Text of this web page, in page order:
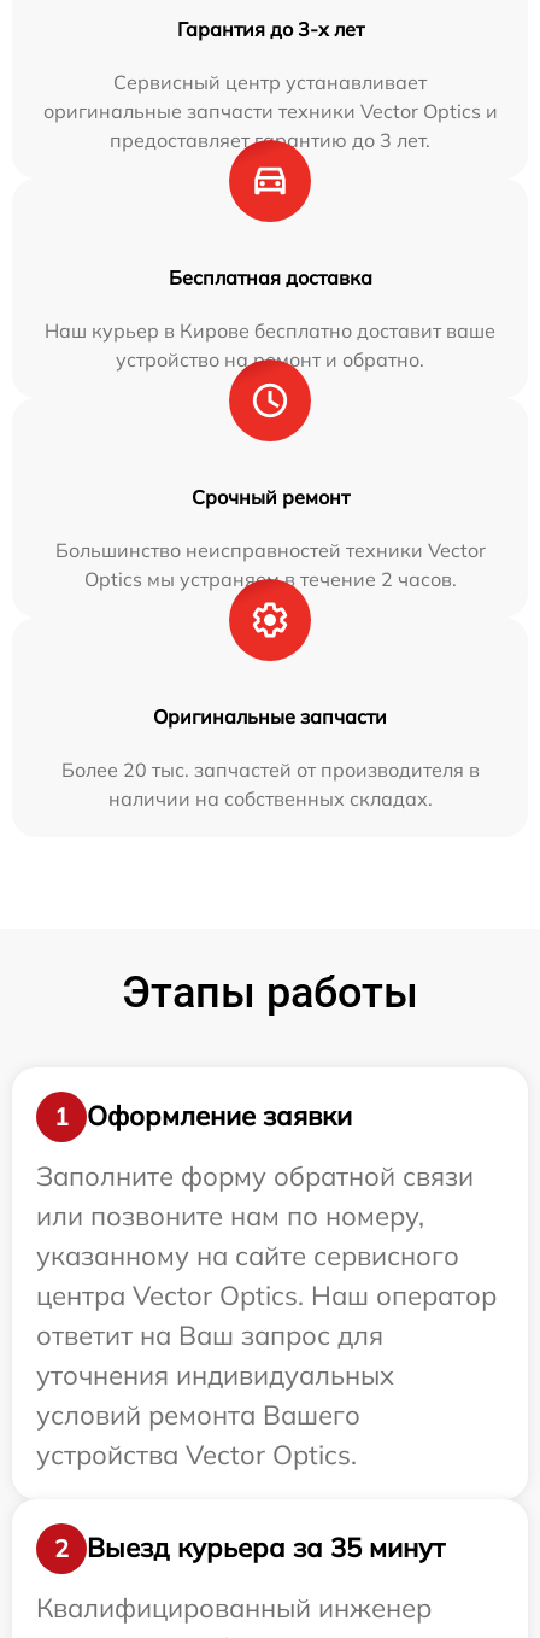
Гарантия до 3-х лет
Сервисный центр устанавливает
оригинальные запчасти техники Vector Optics и
предоставляет гарантию до 3 лет.
Бесплатная доставка
Наш курьер в Кирове бесплатно доставит ваше
устройство на ремонт и обратно.
Срочный ремонт
Большинство неисправностей техники Vector
Optics мы устраняем в течение 2 часов.
Оригинальные запчасти
Более 20 тыс. запчастей от производителя в
наличии на собственных складах.
Этапы работы
1
Оформление заявки
Заполните форму обратной связи
или позвоните нам по номеру,
указанному на сайте сервисного
центра Vector Optics. Наш оператор
ответит на Ваш запрос для
уточнения индивидуальных
условий ремонта Вашего
устройства Vector Optics.
2
Выезд курьера за 35 минут
Квалифицированный инженер